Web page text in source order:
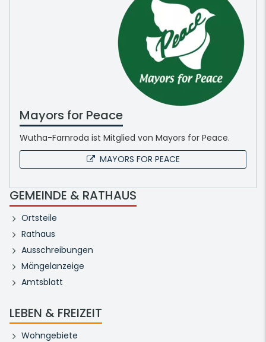
Mayors for Peace
Wutha-Farnroda ist Mitglied von Mayors for Peace.
MAYORS FOR PEACE
GEMEINDE & RATHAUS
Ortsteile
Rathaus
Ausschreibungen
Mängelanzeige
Amtsblatt
LEBEN & FREIZEIT
Wohngebiete